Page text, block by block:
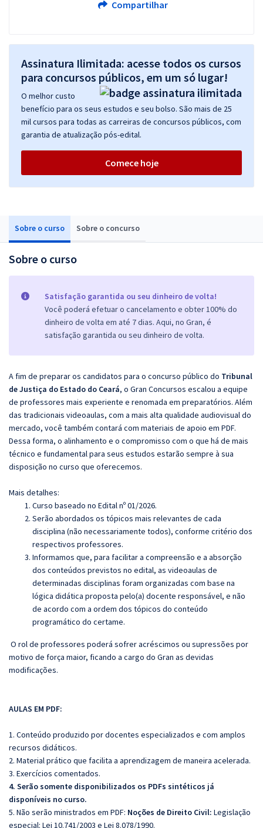
Sobre o curso Sobre o concurso
Sobre o curso
Satisfação garantida ou seu dinheiro de volta!
Você poderá efetuar o cancelamento e obter 100% do
dinheiro de volta em até 7 dias. Aqui, no Gran, é
satisfação garantida ou seu dinheiro de volta.
A fim de preparar os candidatos para o concurso público do Tribunal
de Justiça do Estado do Ceará, o Gran Concursos escalou a equipe
de professores mais experiente e renomada em preparatórios. Além
das tradicionais videoaulas, com a mais alta qualidade audiovisual do
mercado, você também contará com materiais de apoio em PDF.
Dessa forma, o alinhamento e o compromisso com o que há de mais
técnico e fundamental para seus estudos estarão sempre à sua
disposição no curso que oferecemos.
Mais detalhes:
Curso baseado no Edital nº 01/2026.
Serão abordados os tópicos mais relevantes de cada
disciplina (não necessariamente todos), conforme critério dos
respectivos professores.
Informamos que, para facilitar a compreensão e a absorção
dos conteúdos previstos no edital, as videoaulas de
determinadas disciplinas foram organizadas com base na
lógica didática proposta pelo(a) docente responsável, e não
de acordo com a ordem dos tópicos do conteúdo
programático do certame.
O rol de professores poderá sofrer acréscimos ou supressões por
motivo de força maior, ficando a cargo do Gran as devidas
modificações.
AULAS EM PDF:
1. Conteúdo produzido por docentes especializados e com amplos
recursos didáticos.
2. Material prático que facilita a aprendizagem de maneira acelerada.
3. Exercícios comentados.
4. Serão somente disponibilizados os PDFs sintéticos já
disponíveis no curso.
5. Não serão ministrados em PDF: Noções de Direito Civil: Legislação
especial: Lei 10.741/2003 e Lei 8.078/1990.
Compartilhar
Assinatura Ilimitada: acesse todos os cursos
para concursos públicos, em um só lugar!
O melhor custo
benefício para os seus estudos e seu bolso. São mais de 25
mil cursos para todas as carreiras de concursos públicos, com
garantia de atualização pós-edital.
Comece hoje